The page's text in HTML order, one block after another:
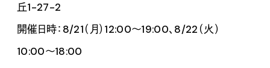
丘1-27-2
開催日時：8/21（月）12:00〜19:00、8/22（火）
10:00〜18:00